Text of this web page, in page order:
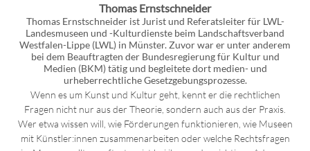
Thomas Ernstschneider
Thomas Ernstschneider ist Jurist und Referatsleiter für LWL-
Landesmuseen und -Kulturdienste beim Landschaftsverband
Westfalen-Lippe (LWL) in Münster. Zuvor war er unter anderem
bei dem Beauftragten der Bundesregierung für Kultur und
Medien (BKM) tätig und begleitete dort medien- und
urheberrechtliche Gesetzgebungsprozesse.
Wenn es um Kunst und Kultur geht, kennt er die rechtlichen
Fragen nicht nur aus der Theorie, sondern auch aus der Praxis.
Wer etwa wissen will, wie Förderungen funktionieren, wie Museen
mit Künstler:innen zusammenarbeiten oder welche Rechtsfragen